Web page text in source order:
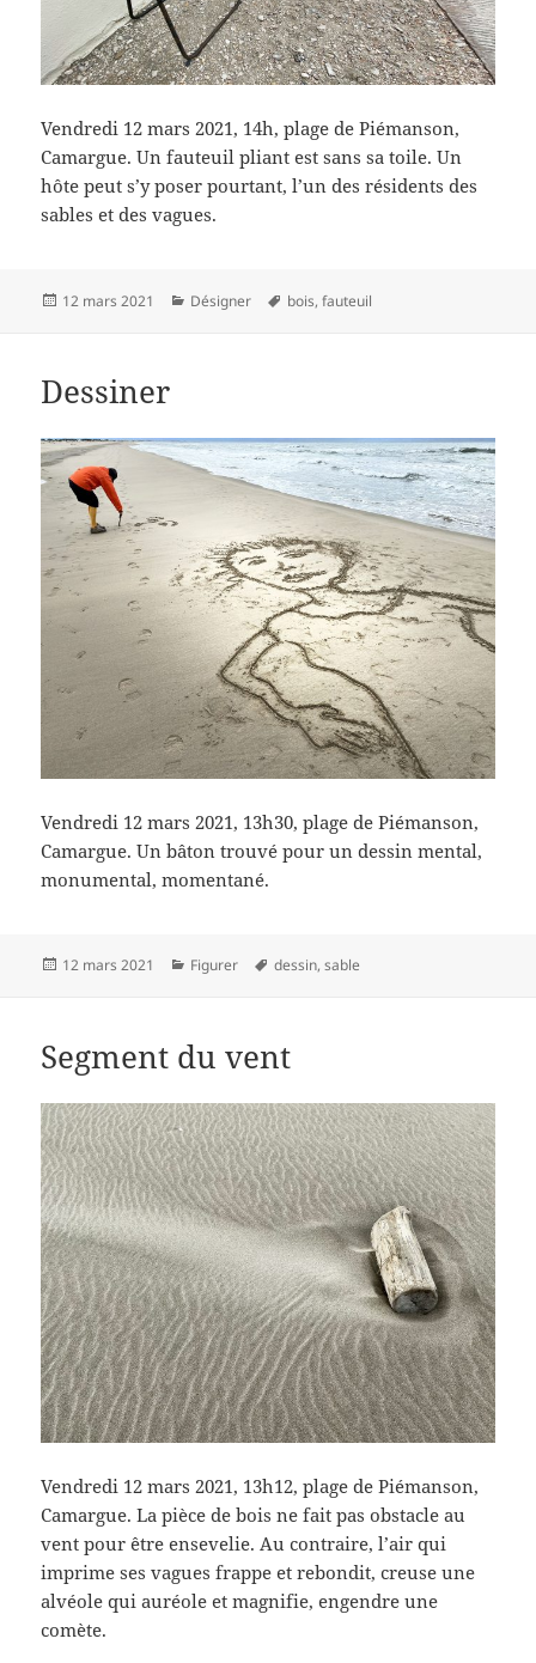
Vendredi 12 mars 2021, 14h, plage de Piémanson,
Camargue. Un fauteuil pliant est sans sa toile. Un
hôte peut s’y poser pourtant, l’un des résidents des
sables et des vagues.
Publié
12 mars 2021 Catégories
Désigner
Mots-
bois,fauteuil
Dessiner
Vendredi 12 mars 2021, 13h30, plage de Piémanson,
Camargue. Un bâton trouvé pour un dessin mental,
monumental, momentané.
Publié
12 mars 2021 Catégories
Figurer
Mots-
dessin,sable
Segment du vent
Vendredi 12 mars 2021, 13h12, plage de Piémanson,
Camargue. La pièce de bois ne fait pas obstacle au
vent pour être ensevelie. Au contraire, l’air qui
imprime ses vagues frappe et rebondit, creuse une
alvéole qui auréole et magnifie, engendre une
comète.